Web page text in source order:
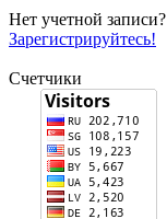
Нет учетной записи?
Зарегистрируйтесь!
Счетчики